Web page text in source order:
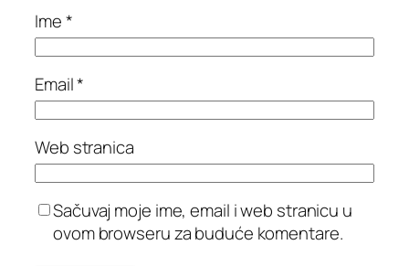
Ime*
Email*
Web stranica
Sačuvaj moje ime, email i web stranicu u
ovom browseru za buduće komentare.